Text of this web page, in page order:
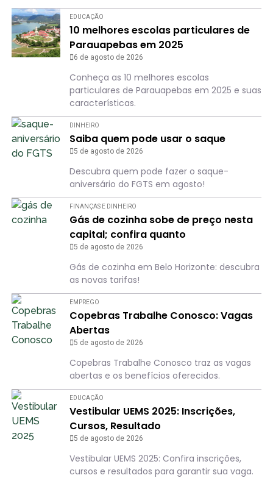
EDUCAÇÃO
10 melhores escolas particulares de
Parauapebas em 2025
6 de agosto de 2026
Conheça as 10 melhores escolas
particulares de Parauapebas em 2025 e suas
características.
DINHEIRO
Saiba quem pode usar o saque
5 de agosto de 2026
Descubra quem pode fazer o saque-
aniversário do FGTS em agosto!
FINANÇAS E DINHEIRO
Gás de cozinha sobe de preço nesta
capital; confira quanto
5 de agosto de 2026
Gás de cozinha em Belo Horizonte: descubra
as novas tarifas!
EMPREGO
Copebras Trabalhe Conosco: Vagas
Abertas
5 de agosto de 2026
Copebras Trabalhe Conosco traz as vagas
abertas e os benefícios oferecidos.
EDUCAÇÃO
Vestibular UEMS 2025: Inscrições,
Cursos, Resultado
5 de agosto de 2026
Vestibular UEMS 2025: Confira inscrições,
cursos e resultados para garantir sua vaga.